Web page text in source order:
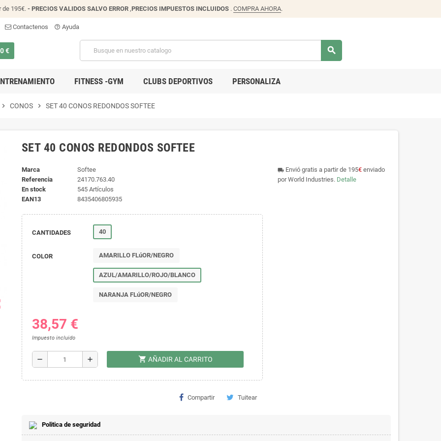
de 195€. - PRECIOS VALIDOS SALVO ERROR ,PRECIOS IMPUESTOS INCLUIDOS . COMPRA AHORA.
Contactenos help_outline Ayuda
€ search
FITNESS -GYM CLUBS DEPORTIVOS PERSONALIZA
chevron_right CONOS chevron_right SET 40 CONOS REDONDOS SOFTEE
SET 40 CONOS REDONDOS SOFTEE
Marca
Softee
Referencia
24170.763.40
En stock
545 Artículos
EAN13
8435406805935
CANTIDADES 40
COLOR AMARILLO FLúOR/NEGRO
AZUL/AMARILLO/ROJO/BLANCO
NARANJA FLúOR/NEGRO
38,57 €
Impuesto incluido
remove add shopping_cart AÑADIR AL CARRITO
Compartir Tuitear
local_shippingEnvió gratis a partir de 195€enviado
por World Industries. Detalle
Politica de seguridad